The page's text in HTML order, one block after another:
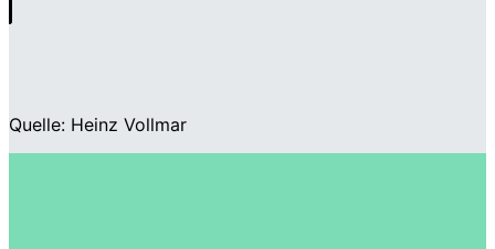
Quelle: Heinz Vollmar